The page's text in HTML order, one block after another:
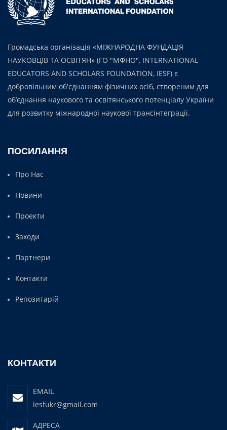
Громадська організація «МІЖНАРОДНА ФУНДАЦІЯ
НАУКОВЦІВ ТА ОСВІТЯН» (ГО "МФНО", INTERNATIONAL
EDUCATORS AND SCHOLARS FOUNDATION, IESF) є
добровільним об'єднанням фізичних осіб, створеним для
об’єднання наукового та освітянського потенціалу України
для розвитку міжнародної наукової трансінтеграції.
ПОСИЛАННЯ
Про Нас
Новини
Проекти
Заходи
Партнери
Контакти
Репозитарій
КОНТАКТИ
EMAIL
iesfukr@gmail.com
АДРЕСА